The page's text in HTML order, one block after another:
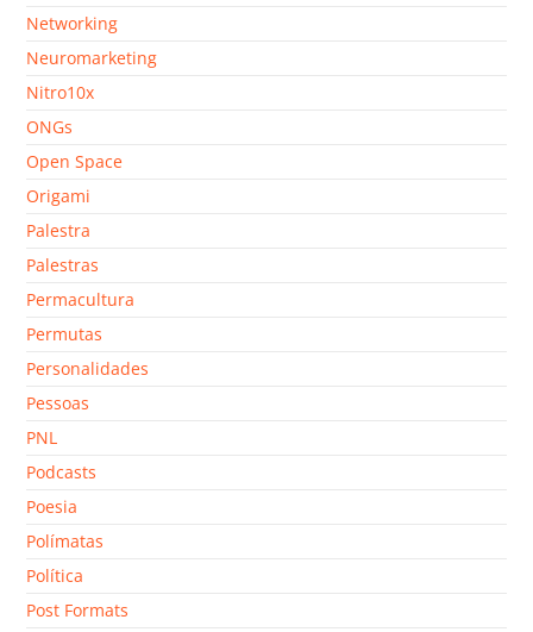
Networking
Neuromarketing
Nitro10x
ONGs
Open Space
Origami
Palestra
Palestras
Permacultura
Permutas
Personalidades
Pessoas
PNL
Podcasts
Poesia
Polímatas
Política
Post Formats